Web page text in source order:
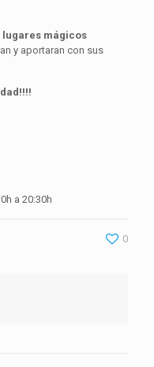
lugares mágicos
y aportaran con sus
a 20:30h
0